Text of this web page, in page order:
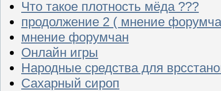
Что такое плотность мёда ???
продолжение 2 ( мнение
мнение форумчан
Онлайн игры
Народные средства для
Сахарный сироп